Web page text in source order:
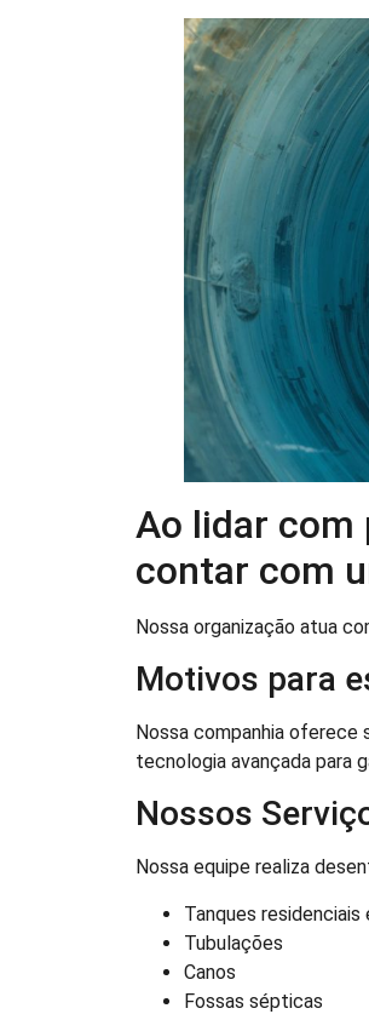
Ao lidar com
contar com
Nossa organização atua
Motivos para
Nossa companhia oferece
tecnologia avançada para
Nossos
Nossa equipe realiza
Tanques residenciais
Tubulações
Canos
Fossas sépticas